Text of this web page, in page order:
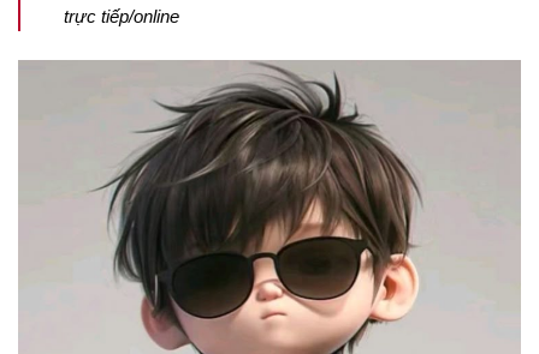
trực tiếp/online